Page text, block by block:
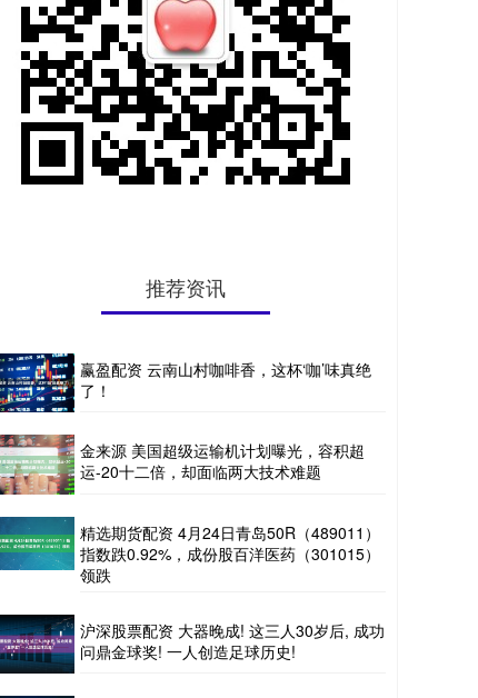
推荐资讯
赢盈配资 云南山村咖啡香，这杯‘咖’味真绝
了！
金来源 美国超级运输机计划曝光，容积超
运-20十二倍，却面临两大技术难题
精选期货配资 4月24日青岛50R（489011）
指数跌0.92%，成份股百洋医药（301015）
领跌
沪深股票配资 大器晚成! 这三人30岁后, 成功
问鼎金球奖! 一人创造足球历史!